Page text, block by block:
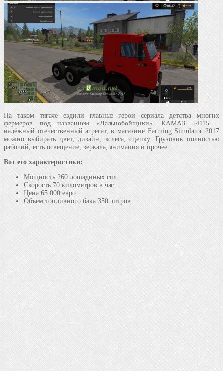
На таком тягаче ездили главные герои сериала детства многих
фермеров под названием «Дальнобойщики». КАМАЗ 54115 –
надёжный отечественный агрегат, в магазине Farming Simulator 2017
можно выбирать цвет, дизайн, колеса, сцепку. Грузовик полностью
рабочий, есть освещение, зеркала, анимация и прочее.
Вот его характеристики:
Мощность 260 лошадиных сил.
Скорость 70 километров в час.
Цена 65 000 евро.
Объём топливного бака 350 литров.